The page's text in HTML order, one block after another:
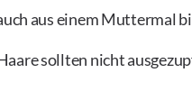
aus einem Muttermal
sollten nicht